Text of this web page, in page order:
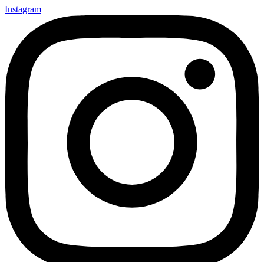
Instagram